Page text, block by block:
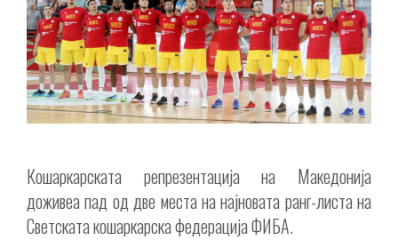
Кошаркарската репрезентација на Македонија
доживеа пад од две места на најновата ранг-листа на
Светската кошаркарска федерација ФИБА.